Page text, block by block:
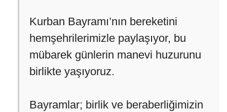
Kurban Bayramı’nın bereketini
hemşehrilerimizle paylaşıyor, bu
mübarek günlerin manevi huzurunu
birlikte yaşıyoruz.
​Bayramlar; birlik ve beraberliğimizin